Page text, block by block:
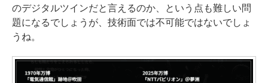
のデジタルツインだと言えるのか、という点も難しい問
題になるでしょうが、技術面では不可能ではないでしょ
うね。